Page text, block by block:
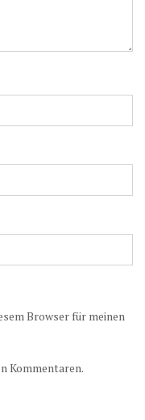
Browser für meinen
Kommentaren.